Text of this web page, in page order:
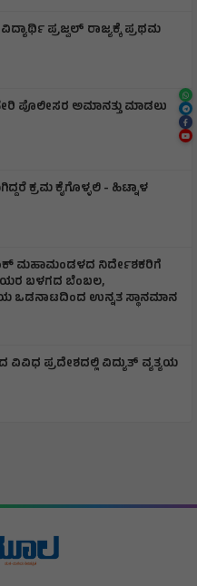
ಪ್ರಜ್ವಲ್ ರಾಜ್ಯಕ್ಕೆ ಪ್ರಥಮ
ಪೊಲೀಸರ ಅಮಾನತ್ತು ಮಾಡಲು
ಕ್ರಮ ಕೈಗೊಳ್ಳಲಿ - ಹಿಟ್ನಾಳ
ಮಹಾಮಂಡಳದ ನಿರ್ದೇಶಕರಿಗೆ
ಬಳಗದ ಬೆಂಬಲ,
ಒಡನಾಟದಿಂದ ಉನ್ನತ ಸ್ಥಾನಮಾನ
ವಿವಿಧ ಪ್ರದೇಶದಲ್ಲಿ ವಿದ್ಯುತ್ ವ್ಯತ್ಯಯ